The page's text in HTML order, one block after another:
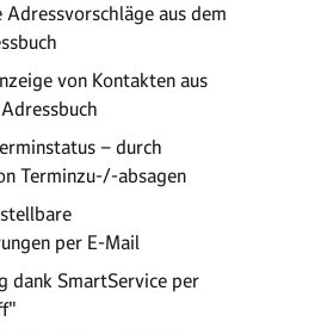
aus dem
von Kontakten aus
– durch
Terminzu-/-absagen
per E-Mail
dank SmartService per